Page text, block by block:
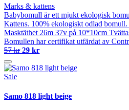
Marks & kattens
Babybomull är ett mjukt ekologisk
Kattens. 100% ekologiskt odlad
Masktäthet 26m 37v på 10*10cm
Bomullen har certifikat utfärdat av
57 kr 29 kr
Sale
Samo 818 light beige